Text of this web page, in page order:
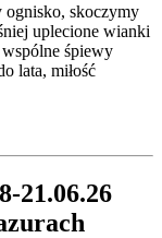
ognisko, skoczymy
uplecione wianki
śpiewy
lata, miłość
21.06.26